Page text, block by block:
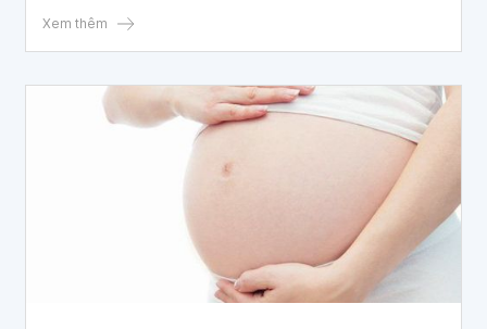
Xem thêm